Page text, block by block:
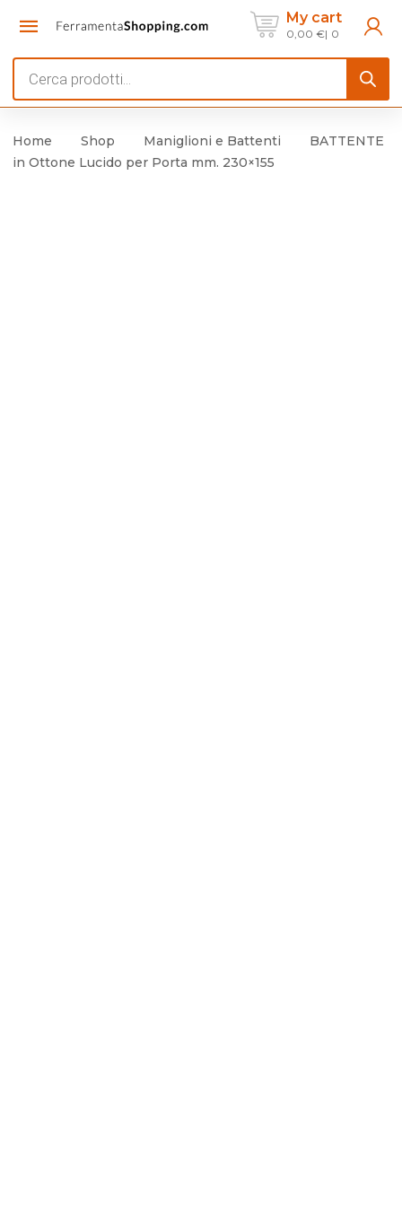
My cart
0,00 € 0
search
Home Shop Maniglioni e Battenti
BATTENTE
in Ottone Lucido per Porta mm. 230×155